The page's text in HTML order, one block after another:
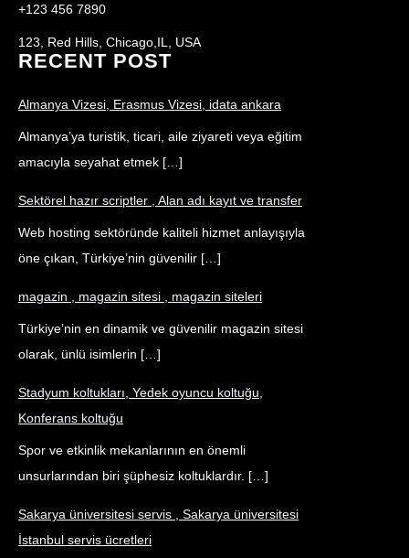
+123 456 7890
123, Red Hills, Chicago,IL, USA
RECENT POST
Almanya Vizesi, Erasmus Vizesi, idata ankara
Almanya’ya turistik, ticari, aile ziyareti veya eğitim
amacıyla seyahat etmek […]
Sektörel hazır scriptler , Alan adı kayıt ve transfer
Web hosting sektöründe kaliteli hizmet anlayışıyla
öne çıkan, Türkiye’nin güvenilir […]
magazin , magazin sitesi , magazin siteleri
Türkiye’nin en dinamik ve güvenilir magazin sitesi
olarak, ünlü isimlerin […]
Stadyum koltukları, Yedek oyuncu koltuğu,
Konferans koltuğu
Spor ve etkinlik mekanlarının en önemli
unsurlarından biri şüphesiz koltuklardır. […]
Sakarya üniversitesi servis , Sakarya üniversitesi
İstanbul servis ücretleri